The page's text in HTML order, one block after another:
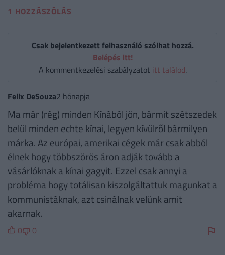
1 HOZZÁSZÓLÁS
Csak bejelentkezett felhasználó szólhat hozzá.
Belépés itt!
A kommentkezelési szabályzatot itt találod.
Felix DeSouza2 hónapja
Ma már (rég) minden Kínából jön, bármit szétszedek
belül minden echte kínai, legyen kívülről bármilyen
márka. Az európai, amerikai cégek már csak abból
élnek hogy többszörös áron adják tovább a
vásárlóknak a kínai gagyit. Ezzel csak annyi a
probléma hogy totálisan kiszolgáltattuk magunkat a
kommunistáknak, azt csinálnak velünk amit
akarnak.
0 0